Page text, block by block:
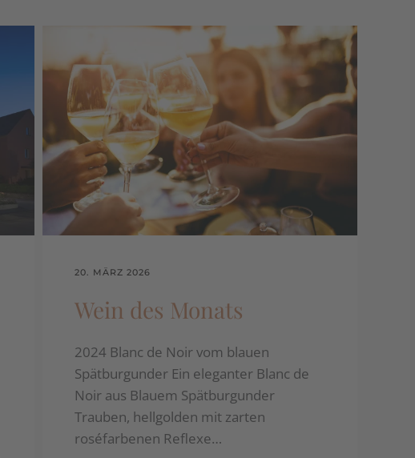
20. MÄRZ 2026
Wein des Monats
2024 Blanc de Noir vom blauen
Spätburgunder Ein eleganter Blanc de
Noir aus Blauem Spätburgunder
Trauben, hellgolden mit zarten
roséfarbenen Reflexe…